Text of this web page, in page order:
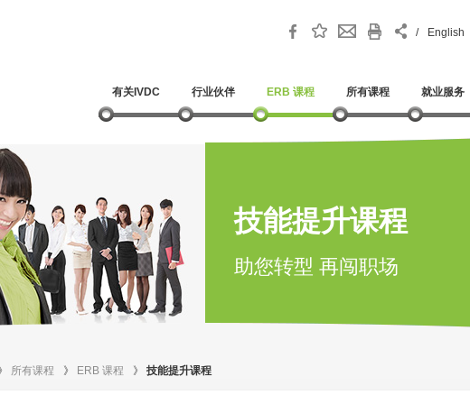
/ English
有关IVDC 行业伙伴 ERB 课程 所有课程 就业服务
技能提升课程
助您转型 再闯职场
所有课程 》 ERB 课程 》 技能提升课程